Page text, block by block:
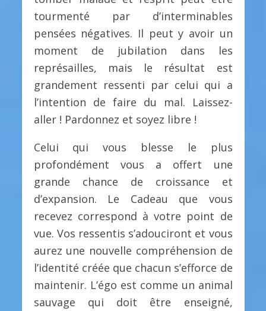
tourmenté par d’interminables
pensées négatives. Il peut y avoir un
moment de jubilation dans les
représailles, mais le résultat est
grandement ressenti par celui qui a
l’intention de faire du mal. Laissez-
aller ! Pardonnez et soyez libre !
Celui qui vous blesse le plus
profondément vous a offert une
grande chance de croissance et
d’expansion. Le Cadeau que vous
recevez correspond à votre point de
vue. Vos ressentis s’adouciront et vous
aurez une nouvelle compréhension de
l’identité créée que chacun s’efforce de
maintenir. L’égo est comme un animal
sauvage qui doit être enseigné,